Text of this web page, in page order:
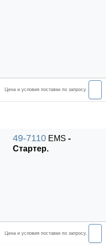
Цена и условия поставки по запросу.
49-7110 EMS -
Стартер.
Цена и условия поставки по запросу.